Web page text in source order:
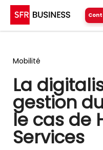
Mobilité
La
gestion
le cas de
Services